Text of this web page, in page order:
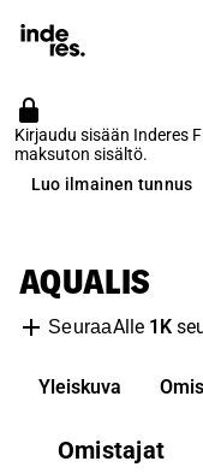
Kirjaudu sisään Inderes
maksuton sisältö.
Luo ilmainen tunnus
AQUALIS
SeuraaAlle 1K
Yleiskuva
Omistajat